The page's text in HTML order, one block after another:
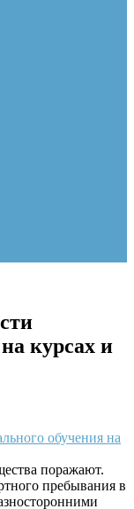
курсах и
поражают.
пребывания в